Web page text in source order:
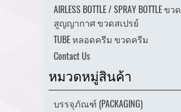
AIRLESS BOTTLE / SPRAY BOTTLE ขวด
สูญญากาศ ขวดสเปรย์
TUBE หลอดครีม ขวดครีม
Contact Us
หมวดหมู่สินค้า
บรรจุภัณฑ์ (PACKAGING)